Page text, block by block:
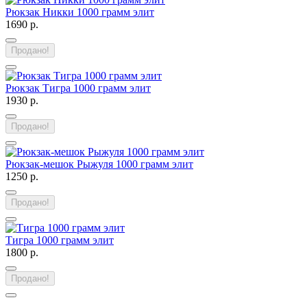
Рюкзак Никки 1000 грамм элит
1690 р.
Продано!
Рюкзак Тигра 1000 грамм элит
1930 р.
Продано!
Рюкзак-мешок Рыжуля 1000 грамм элит
1250 р.
Продано!
Тигра 1000 грамм элит
1800 р.
Продано!